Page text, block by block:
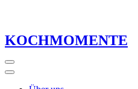
KOCHMOMENTE